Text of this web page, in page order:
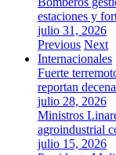
estaciones y
julio 31, 2026
Previous Next
Internacionales
Fuerte
reportan
julio 28, 2026
Ministros
agroindustrial
julio 15, 2026